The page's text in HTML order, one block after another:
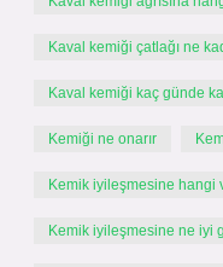
Kaval kemiği çatlağı ne
Kaval kemiği kaç günde
Kemiği ne onarır
Kemik iyileşmesine hangi
Kemik iyileşmesine ne iyi